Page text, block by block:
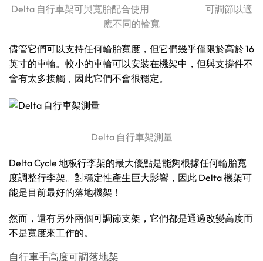
Delta 自行車架可與寬胎配合使用 可調節以適
應不同的輪寬
儘管它們可以支持任何輪胎寬度，但它們幾乎僅限於高於 16
英寸的車輪。較小的車輪可以安裝在機架中，但與支撐件不
會有太多接觸，因此它們不會很穩定。
Delta 自行車架測量
Delta Cycle 地板行李架的最大優點是能夠根據任何輪胎寬
度調整行李架。對穩定性產生巨大影響，因此 Delta 機架可
能是目前最好的落地機架！
然而，還有另外兩個可調節支架，它們都是通過改變高度而
不是寬度來工作的。
自行車手高度可調落地架